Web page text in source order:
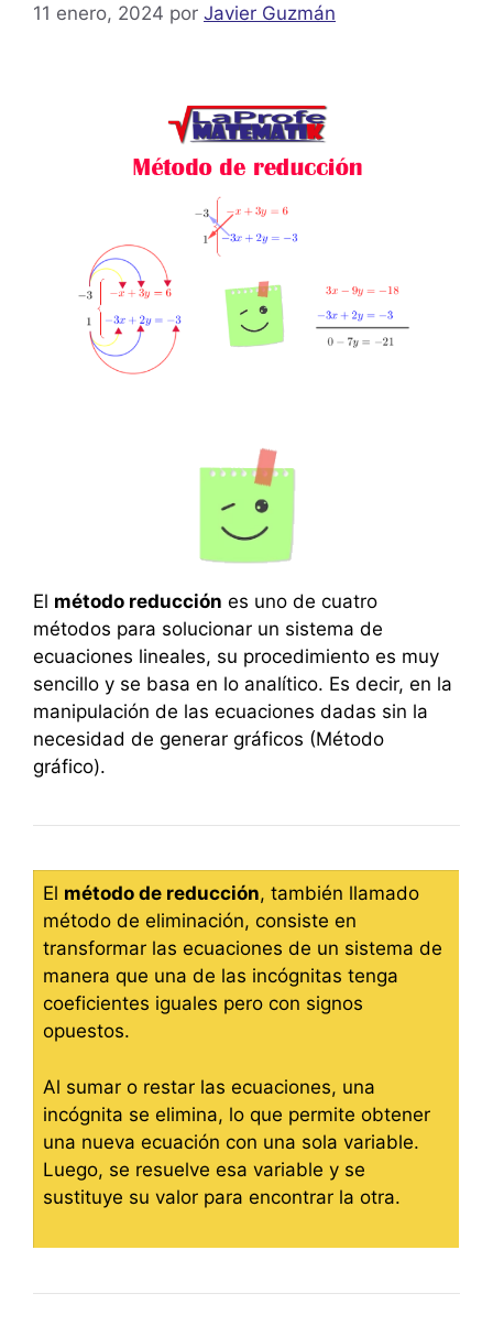
11 enero, 2024 por Javier Guzmán
El método reducción es uno de cuatro
métodos para solucionar un sistema de
ecuaciones lineales, su procedimiento es muy
sencillo y se basa en lo analítico. Es decir, en la
manipulación de las ecuaciones dadas sin la
necesidad de generar gráficos (Método
gráfico).
El método de reducción, también llamado
método de eliminación, consiste en
transformar las ecuaciones de un sistema de
manera que una de las incógnitas tenga
coeficientes iguales pero con signos
opuestos.
Al sumar o restar las ecuaciones, una
incógnita se elimina, lo que permite obtener
una nueva ecuación con una sola variable.
Luego, se resuelve esa variable y se
sustituye su valor para encontrar la otra.